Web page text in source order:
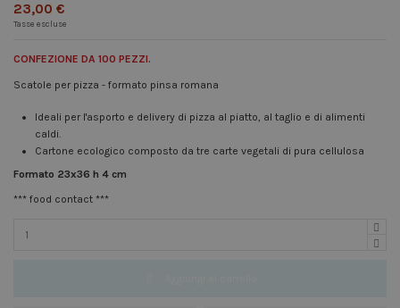
23,00 €
Tasse escluse
CONFEZIONE DA 100 PEZZI.
Scatole per pizza - formato pinsa romana
Ideali per l'asporto e delivery di pizza al piatto, al taglio e di alimenti
caldi.
Cartone ecologico composto da tre carte vegetali di pura cellulosa
Formato 23x36 h 4 cm
*** food contact ***